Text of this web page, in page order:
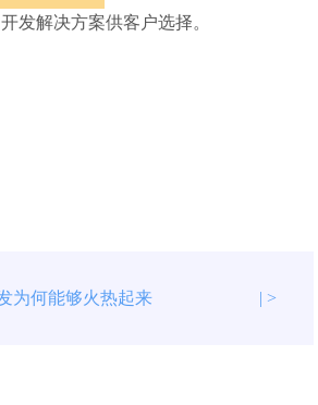
发解决方案供客户选择。
为何能够火热起来 | >